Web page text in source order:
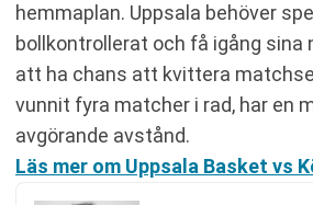
hemmaplan. Uppsala behöver
bollkontrollerat och få igång sina
att ha chans att kvittera
vunnit fyra matcher i rad, har en
avgörande avstånd.
Läs mer om Uppsala Basket vs